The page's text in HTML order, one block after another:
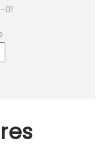
01